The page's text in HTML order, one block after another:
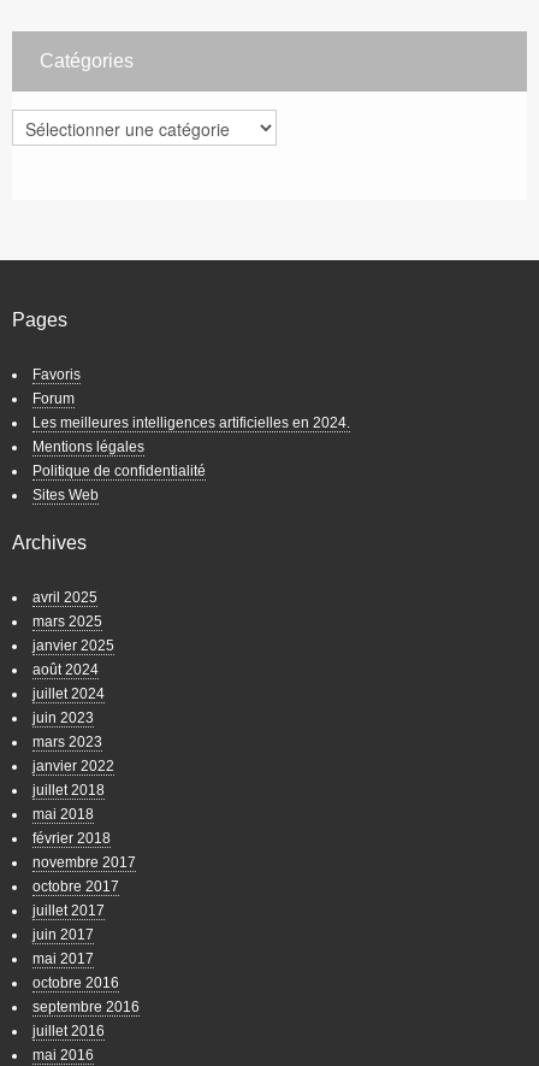
Catégories
Catégories
Pages
Favoris
Forum
Les meilleures intelligences artificielles en 2024.
Mentions légales
Politique de confidentialité
Sites Web
Archives
avril 2025
mars 2025
janvier 2025
août 2024
juillet 2024
juin 2023
mars 2023
janvier 2022
juillet 2018
mai 2018
février 2018
novembre 2017
octobre 2017
juillet 2017
juin 2017
mai 2017
octobre 2016
septembre 2016
juillet 2016
mai 2016